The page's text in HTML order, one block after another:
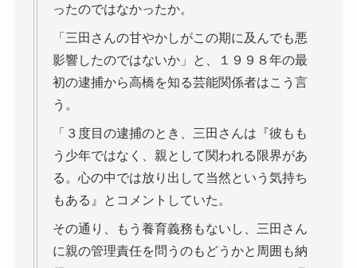
ったのではなかったか。
「三田さんの甘やかしがこの期に及んでも悪
影響したのではないか」と、１９９８年の最
初の逮捕から高橋を知る芸能関係者はこう言
う。
「３度目の逮捕のとき、三田さんは『彼もも
う少年ではなく、親として関われる限界があ
る。心の中では放り出して当然という気持ち
もある』とコメントしていた。
その通り、もう養育義務もないし、三田さん
に親の管理責任を問うのもどうかと周囲も納